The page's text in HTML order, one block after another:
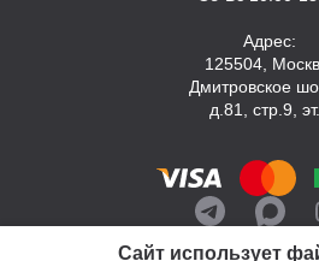
Сайт использует
Адрес:
125504,
Дмитровское
д.81, стр.9,